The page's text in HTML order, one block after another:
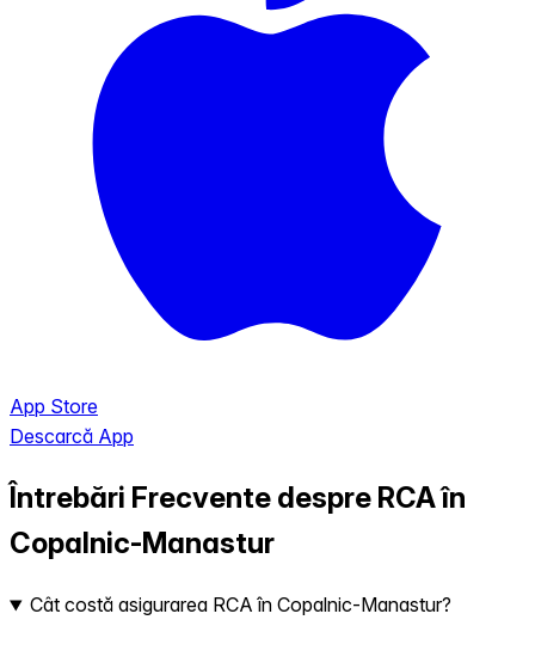
App Store
Descarcă App
Întrebări Frecvente despre RCA în
Copalnic-Manastur
Cât costă asigurarea RCA în Copalnic-Manastur?